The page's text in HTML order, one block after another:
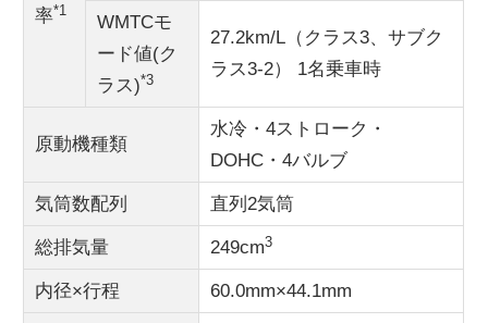
率*1
WMTCモ
ード値(ク
ラス)*3
27.2km/L（クラス3、サブク
ラス3-2） 1名乗車時
原動機種類
水冷・4ストローク・
DOHC・4バルブ
気筒数配列 直列2気筒
総排気量 249cm3
内径×行程 60.0mm×44.1mm